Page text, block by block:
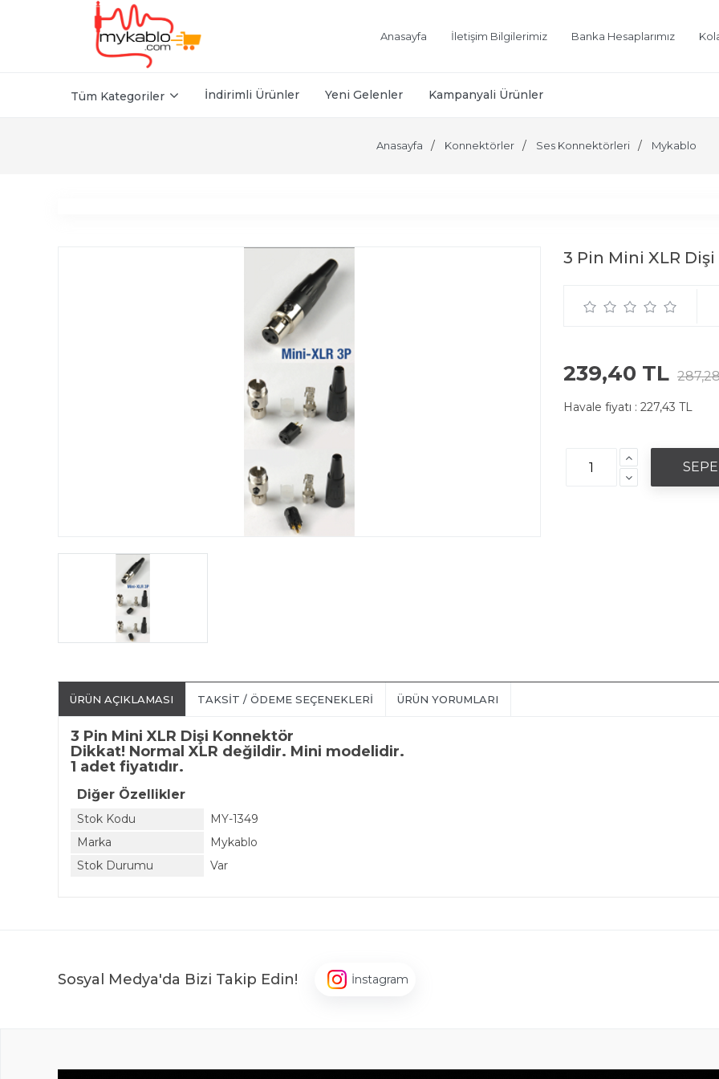
Anasayfa İletişim Bilgilerimiz Banka Hesaplarımız
Tüm Kategoriler İndirimli Ürünler Yeni Gelenler Kampanyali Ürünler
Anasayfa Konnektörler Ses Konnektörleri Mykablo
3 Pin Mini XLR
239,40 TL
Havale fiyatı : 227,43 TL
ÜRÜN AÇIKLAMASI TAKSIT / ÖDEME SEÇENEKLERI ÜRÜN YORUMLARI
3 Pin Mini XLR Dişi Konnektör
Dikkat! Normal XLR değildir. Mini modelidir.
1 adet fiyatıdır.
Diğer Özellikler
Stok Kodu
MY-1349
Marka
Mykablo
Stok Durumu
Var
Sosyal Medya'da Bizi Takip Edin! İnstagram